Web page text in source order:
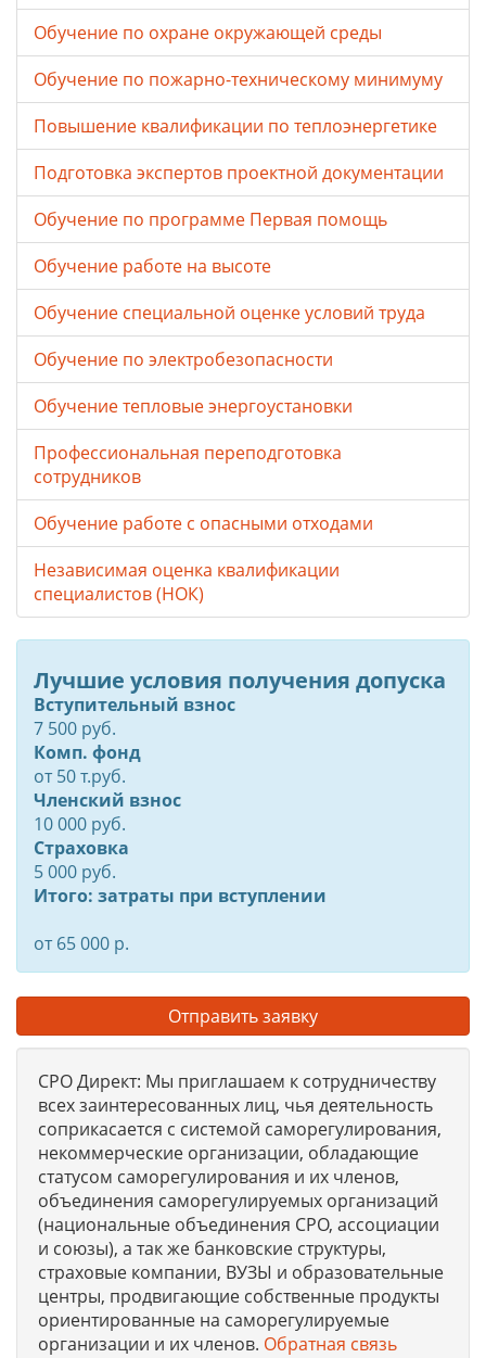
Обучение по охране окружающей среды
Обучение по пожарно-техническому минимуму
Повышение квалификации по теплоэнергетике
Подготовка экспертов проектной документации
Обучение по программе Первая помощь
Обучение работе на высоте
Обучение специальной оценке условий труда
Обучение по электробезопасности
Обучение тепловые энергоустановки
Профессиональная переподготовка
сотрудников
Обучение работе с опасными отходами
Независимая оценка квалификации
специалистов (НОК)
Лучшие условия получения допуска
Вступительный взнос
7 500 руб.
Комп. фонд
от50т.руб.
Членский взнос
10 000 руб.
Страховка
5 000 руб.
Итого: затраты при вступлении
от 65 000 р.
Отправить заявку
СРО Директ: Мы приглашаем к сотрудничеству
всех заинтересованных лиц, чья деятельность
соприкасается с системой саморегулирования,
некоммерческие организации, обладающие
статусом саморегулирования и их членов,
объединения саморегулируемых организаций
(национальные объединения СРО, ассоциации
и союзы), а так же банковские структуры,
страховые компании, ВУЗЫ и образовательные
центры, продвигающие собственные продукты
ориентированные на саморегулируемые
организации и их членов. Обратная связь